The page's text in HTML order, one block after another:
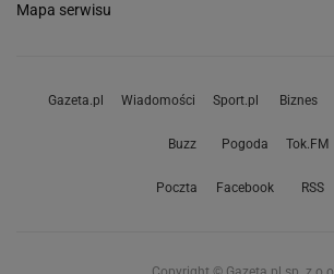
Mapa serwisu
Gazeta.pl Wiadomości Sport.pl Biznes
Buzz Pogoda Tok.FM
Poczta Facebook RSS